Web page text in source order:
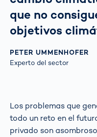
que no
objetivos
PETER UMMENHOFER
Experto del sector
Los problemas que
todo un reto en el
privado son